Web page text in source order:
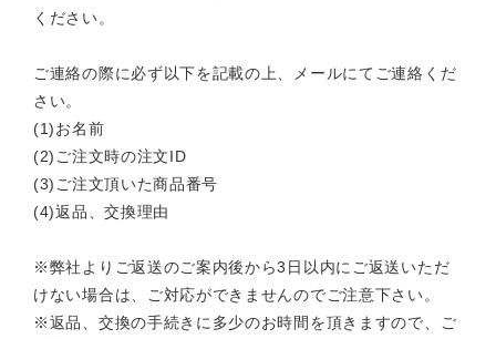
ください。
ご連絡の際に必ず以下を記載の上、メールにてご連絡くだ
さい。
(1)お名前
(2)ご注文時の注文ID
(3)ご注文頂いた商品番号
(4)返品、交換理由
※弊社よりご返送のご案内後から3日以内にご返送いただ
けない場合は、ご対応ができませんのでご注意下さい。
※返品、交換の手続きに多少のお時間を頂きますので、ご